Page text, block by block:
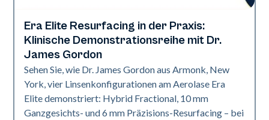
Era Elite
Era Elite Resurfacing in der Praxis:
Klinische Demonstrationsreihe mit Dr.
James Gordon
Sehen Sie, wie Dr. James Gordon aus Armonk, New
York, vier Linsenkonfigurationen am Aerolase Era
Elite demonstriert: Hybrid Fractional, 10 mm
Ganzgesichts- und 6 mm Präzisions-Resurfacing – bei